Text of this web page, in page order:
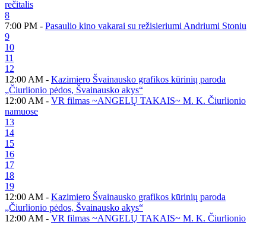
rečitalis
8
7:00 PM - Pasaulio kino vakarai su režisieriumi Andriumi Stoniu
9
10
11
12
12:00 AM - Kazimiero Švainausko grafikos kūrinių paroda
„Čiurlionio pėdos, Švainausko akys“
12:00 AM - VR filmas ~ANGELŲ TAKAIS~ M. K. Čiurlionio
namuose
13
14
15
16
17
18
19
12:00 AM - Kazimiero Švainausko grafikos kūrinių paroda
„Čiurlionio pėdos, Švainausko akys“
12:00 AM - VR filmas ~ANGELŲ TAKAIS~ M. K. Čiurlionio